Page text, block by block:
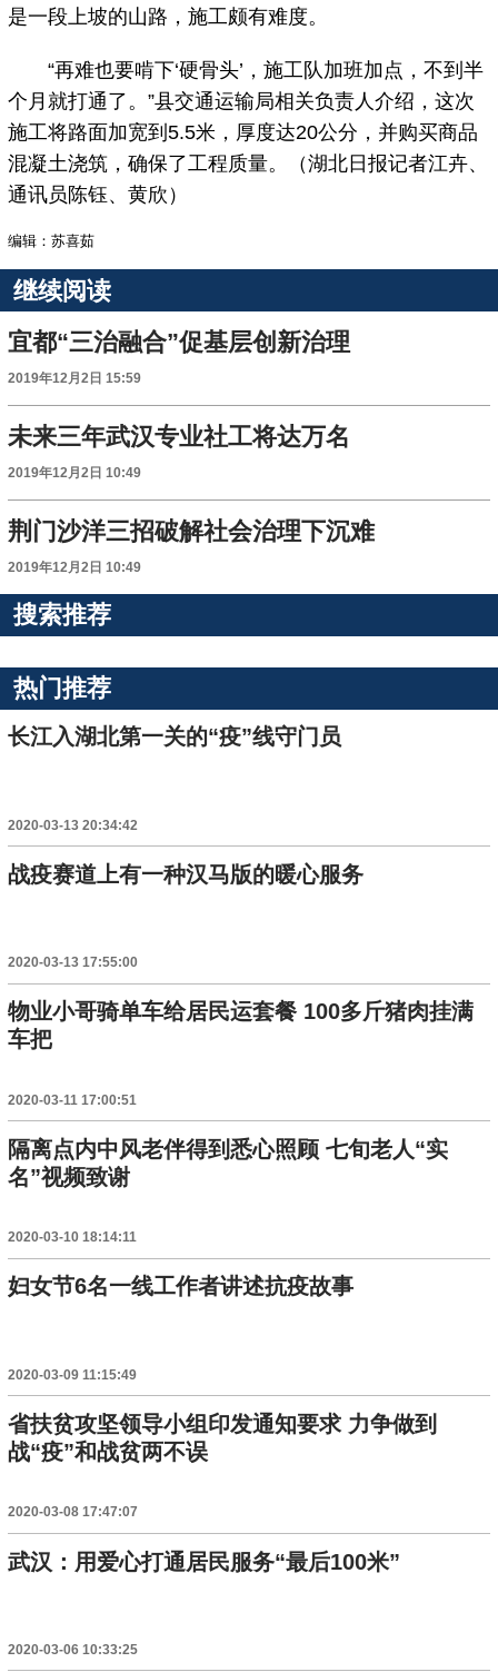
是一段上坡的山路，施工颇有难度。
“再难也要啃下‘硬骨头’，施工队加班加点，不到半
个月就打通了。”县交通运输局相关负责人介绍，这次
施工将路面加宽到5.5米，厚度达20公分，并购买商品
混凝土浇筑，确保了工程质量。（湖北日报记者江卉、
通讯员陈钰、黄欣）
编辑：苏喜茹
继续阅读
宜都“三治融合”促基层创新治理
2019年12月2日 15:59
未来三年武汉专业社工将达万名
2019年12月2日 10:49
荆门沙洋三招破解社会治理下沉难
2019年12月2日 10:49
搜索推荐
热门推荐
长江入湖北第一关的“疫”线守门员
2020-03-13 20:34:42
战疫赛道上有一种汉马版的暖心服务
2020-03-13 17:55:00
物业小哥骑单车给居民运套餐 100多斤猪肉挂满
车把
2020-03-11 17:00:51
隔离点内中风老伴得到悉心照顾 七旬老人“实
名”视频致谢
2020-03-10 18:14:11
妇女节6名一线工作者讲述抗疫故事
2020-03-09 11:15:49
省扶贫攻坚领导小组印发通知要求 力争做到
战“疫”和战贫两不误
2020-03-08 17:47:07
武汉：用爱心打通居民服务“最后100米”
2020-03-06 10:33:25